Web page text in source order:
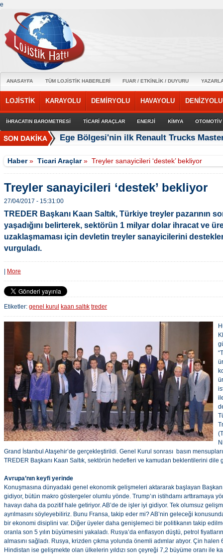
e
ANASAYFA TÜM LOJİSTİK HABERLERİ FUAR / ETKİNLİK / DUYURU
LOJİSTİK KARAYOLU DEMİRYOLU HAVAYOLU DENİZYOLU
İHRACATIN BAROMETRESİ TİCARİ ARAÇLAR ENERJİ KİMYA OTOMOTİV
Ege Bölgesi'nin ilk Renault Trucks
Haber»Ticari Araçlar»Treyler sanayicileri ‘destek’ bekliyor
Treyler sanayicileri ‘destek’ bekliyor
27/04/2017 - 15:31:00
TREDER Başkanı Kaan Saltık, Türkiye treyler pazarının
yaşadığını belirterek, sektörün 1 milyar dolar ihracat ve
uzaklaşmaması için devletin treyler sanayicilerini
vurguladı.
More
Etiketler: genel kurul kaan saltık treder
Grand İstanbul Ataşehir’de gerçekleştirildi. Genel Kurul sonrası basın
TREDER Başkanı Kaan Saltık, sektörün hedefleri ve kamudan beklentilerini dile
Avrupa’nın keyfi yerinde
Konuşmasına dünyadaki genel ekonomik gelişmeleri aktararak başlayan Başkan
gidiyor, bütün makro göstergeler olumlu yönde. Trump’ın istihdamı arttıramaya
havayı daha da pozitif hale getiriyor. AB’de de işler iyi gidiyor. Tek olumsuz
ayrılmasını söyleyebiliriz. Bunu Fransa, takip eder mi? AB’nin geleceği
bir ekonomi disiplini var. Diğer üyeler daha genişlemeci bir politikanın takip
oranla son 5 yılın büyümesini yakaladı. Rusya’da enflasyon düştü, petrol
almasını sağladı. Rusya, krizden çıkma yolunda önemli adımlar atıyor. Çin
Hindistan ise gelişmekte olan ülkelerin yıldızı son çeyreği 7,2 büyüme oranı ile